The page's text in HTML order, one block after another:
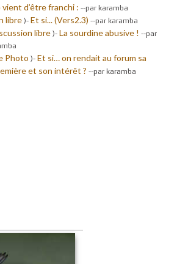
vient d’être franchi : --par karamba
libre )- Et si... (Vers2.3) --par karamba
libre )- La sourdine abusive ! --par
Photo )- Et si… on rendait au forum sa
et son intérêt ? --par karamba